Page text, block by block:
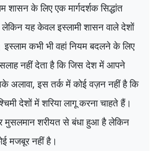
शासन के लिए एक मार्गदर्शक सिद्धांत
लेकिन यह केवल इस्लामी शासन वाले देशों
इस्लाम कभी भी वहां नियम बदलने के लिए
नहीं देता है कि जिस देश में आपने
अलावा,इस तर्क में कोई वज़न नहीं है कि
देशों में शरिया लागू करना चाहते हैं।
मुसलमान शरीयत से बंधा हुआ है लेकिन
मजबूर नहीं है।